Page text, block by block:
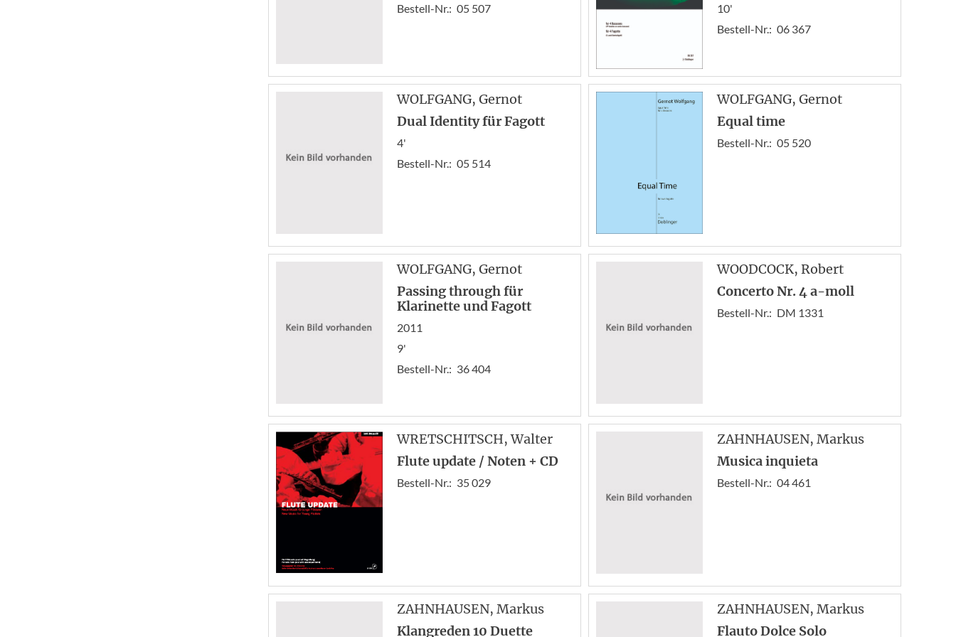
Bestell-Nr.: 05 507
10'
Bestell-Nr.: 06 367
WOLFGANG, Gernot
Dual Identity für Fagott
4'
Bestell-Nr.: 05 514
WOLFGANG, Gernot
Equal time
Bestell-Nr.: 05 520
WOLFGANG, Gernot
Passing through für
Klarinette und Fagott
2011
9'
Bestell-Nr.: 36 404
WOODCOCK, Robert
Concerto Nr. 4 a-moll
Bestell-Nr.: DM 1331
WRETSCHITSCH, Walter
Flute update / Noten + CD
Bestell-Nr.: 35 029
ZAHNHAUSEN, Markus
Musica inquieta
Bestell-Nr.: 04 461
ZAHNHAUSEN, Markus
Klangreden 10 Duette
ZAHNHAUSEN, Markus
Flauto Dolce Solo